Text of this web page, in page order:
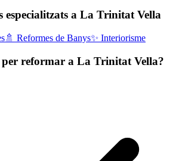
especialitzats a La Trinitat Vella
🚿 Reformes de Banys✨ Interiorisme
reformar a La Trinitat Vella?